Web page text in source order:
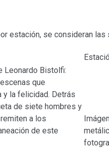
estación, se consideran las
Leonardo Bistolfi:
que
y la felicidad. Detrás
de siete hombres y
a los
de este